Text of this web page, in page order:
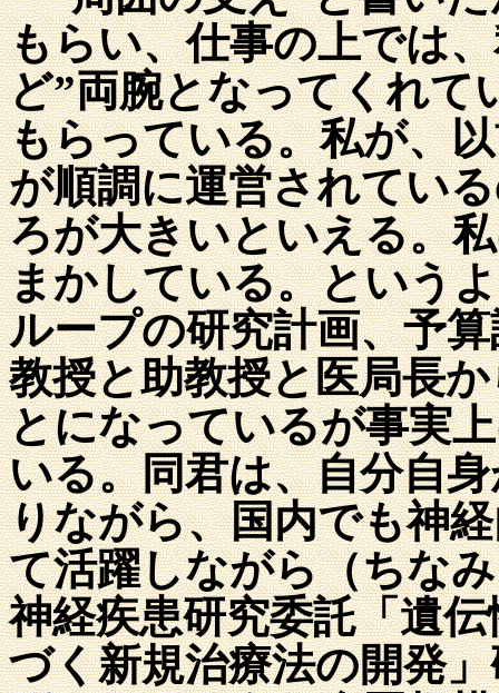
もらい、仕事の上では
ど”両腕となってくれて
もらっている。私が、
が順調に運営されてい
ろが大きいといえる。
まかしている。という
ループの研究計画、予
教授と助教授と医局長
とになっているが事実
いる。同君は、自分自
りながら、国内でも神
て活躍しながら（ちな
神経疾患研究委託「遺
づく新規治療法の開発